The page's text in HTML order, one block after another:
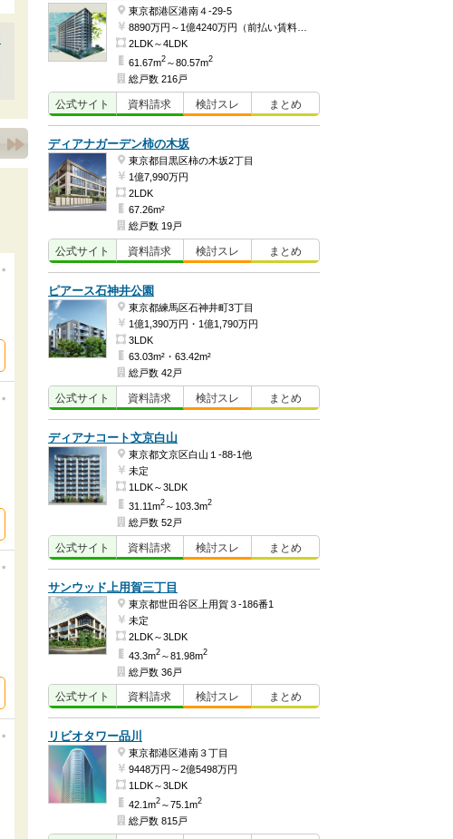
東京都港区港南４-29-5
2LDK～4LDK
61.67m2 ～80.57m2
総戸数 216戸
公式サイト 資料請求 検討スレ まとめ
ディアナガーデン柿の木坂
東京都目黒区柿の木坂2丁目
1億7,990万円
2LDK
67.26m²
総戸数 19戸
公式サイト 資料請求 検討スレ まとめ
ピアース石神井公園
東京都練馬区石神井町3丁目
1億1,390万円・1億1,790万円
3LDK
63.03m²・63.42m²
総戸数 42戸
公式サイト 資料請求 検討スレ まとめ
ディアナコート文京白山
東京都文京区白山１-88-1他
未定
1LDK～3LDK
31.11m2 ～103.3m2
総戸数 52戸
公式サイト 資料請求 検討スレ まとめ
サンウッド上用賀三丁目
東京都世田谷区上用賀３-186番1
未定
2LDK～3LDK
43.3m2 ～81.98m2
総戸数 36戸
公式サイト 資料請求 検討スレ まとめ
リビオタワー品川
東京都港区港南３丁目
9448万円～2億5498万円
1LDK～3LDK
42.1m2 ～75.1m2
総戸数 815戸